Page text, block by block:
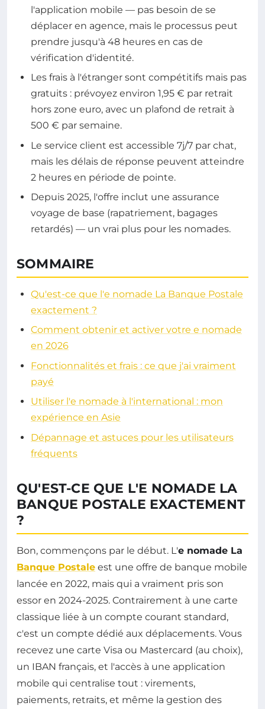
l'application mobile — pas besoin de se
déplacer en agence, mais le processus peut
prendre jusqu'à 48 heures en cas de
vérification d'identité.
Les frais à l'étranger sont compétitifs mais pas
gratuits : prévoyez environ 1,95 € par retrait
hors zone euro, avec un plafond de retrait à
500 € par semaine.
Le service client est accessible 7j/7 par chat,
mais les délais de réponse peuvent atteindre
2 heures en période de pointe.
Depuis 2025, l'offre inclut une assurance
voyage de base (rapatriement, bagages
retardés) — un vrai plus pour les nomades.
SOMMAIRE
Qu'est-ce que l'e nomade La Banque Postale
exactement ?
Comment obtenir et activer votre e nomade
en 2026
Fonctionnalités et frais : ce que j'ai vraiment
payé
Utiliser l'e nomade à l'international : mon
expérience en Asie
Dépannage et astuces pour les utilisateurs
fréquents
QU'EST-CE QUE L'E NOMADE LA
BANQUE POSTALE EXACTEMENT
?
Bon, commençons par le début. L'e nomade La
Banque Postale est une offre de banque mobile
lancée en 2022, mais qui a vraiment pris son
essor en 2024-2025. Contrairement à une carte
classique liée à un compte courant standard,
c'est un compte dédié aux déplacements. Vous
recevez une carte Visa ou Mastercard (au choix),
un IBAN français, et l'accès à une application
mobile qui centralise tout : virements,
paiements, retraits, et même la gestion des